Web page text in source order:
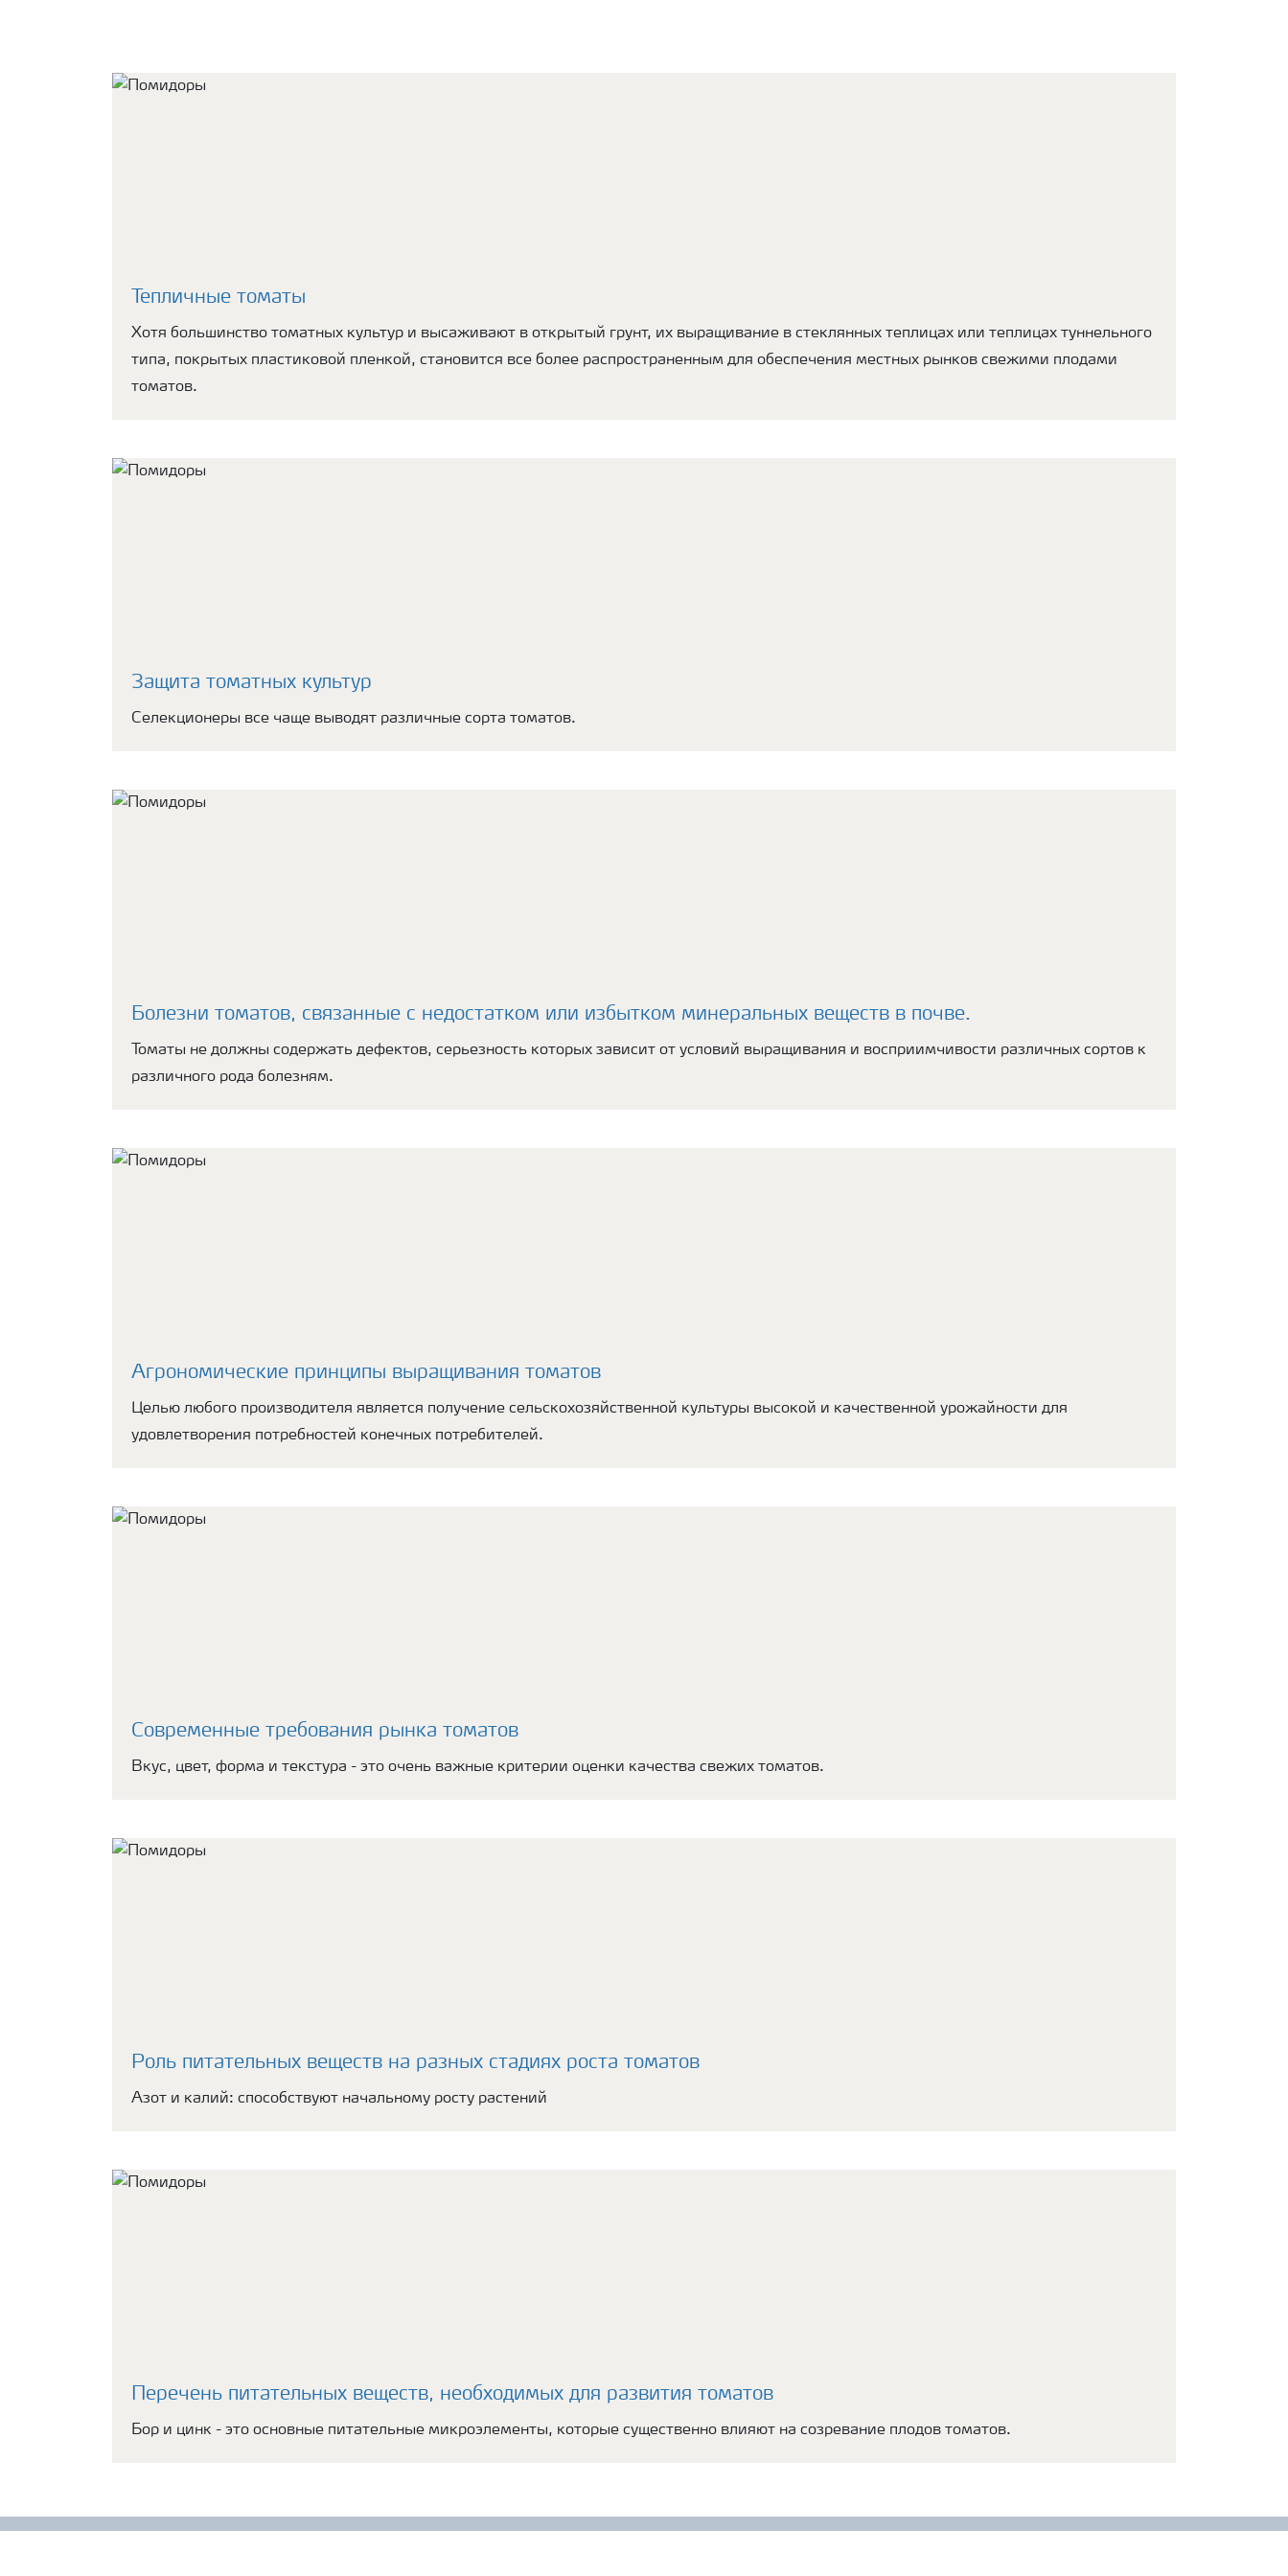
Тепличные томаты
Хотя большинство томатных культур и высаживают в открытый грунт, их выращивание в стеклянных теплицах или теплицах туннельного
типа, покрытых пластиковой пленкой, становится все более распространенным для обеспечения местных рынков свежими плодами
томатов.
Защита томатных культур
Селекционеры все чаще выводят различные сорта томатов.
Болезни томатов, связанные с недостатком или избытком минеральных веществ в почве.
Томаты не должны содержать дефектов, серьезность которых зависит от условий выращивания и восприимчивости различных сортов к
различного рода болезням.
Агрономические принципы выращивания томатов
Целью любого производителя является получение сельскохозяйственной культуры высокой и качественной урожайности для
удовлетворения потребностей конечных потребителей.
Современные требования рынка томатов
Вкус, цвет, форма и текстура - это очень важные критерии оценки качества свежих томатов.
Роль питательных веществ на разных стадиях роста томатов
Азот и калий: способствуют начальному росту растений
Перечень питательных веществ, необходимых для развития томатов
Бор и цинк - это основные питательные микроэлементы, которые существенно влияют на созревание плодов томатов.